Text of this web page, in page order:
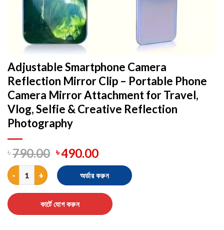
Adjustable Smartphone Camera
Reflection Mirror Clip – Portable Phone
Camera Mirror Attachment for Travel,
Vlog, Selfie & Creative Reflection
Photography
৳790.00 ৳490.00
Adjustable Smartphone Camera Reflection Mirror Clip –
অর্ডার করুন
কার্টে যোগ করুন